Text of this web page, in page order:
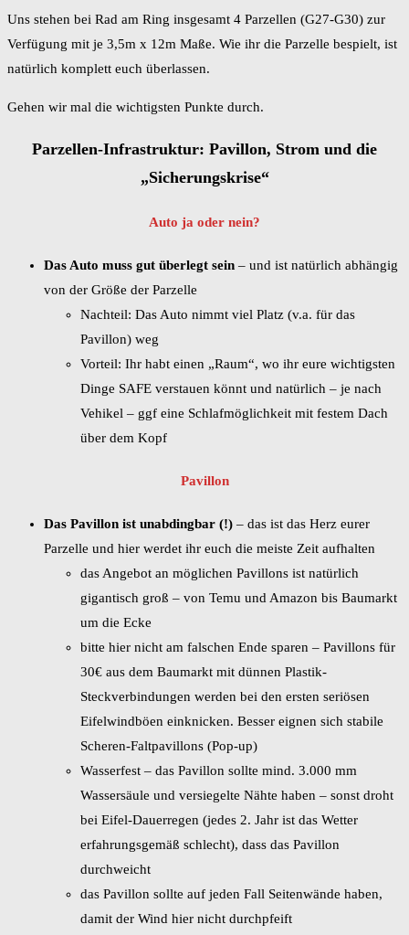
Uns stehen bei Rad am Ring insgesamt 4 Parzellen (G27-G30) zur
Verfügung mit je 3,5m x 12m Maße. Wie ihr die Parzelle bespielt, ist
natürlich komplett euch überlassen.
Gehen wir mal die wichtigsten Punkte durch.
Parzellen-Infrastruktur: Pavillon, Strom und die
„Sicherungskrise“
Auto ja oder nein?
Das Auto muss gut überlegt sein – und ist natürlich abhängig
von der Größe der Parzelle
Nachteil: Das Auto nimmt viel Platz (v.a. für das
Pavillon) weg
Vorteil: Ihr habt einen „Raum“, wo ihr eure wichtigsten
Dinge SAFE verstauen könnt und natürlich – je nach
Vehikel – ggf eine Schlafmöglichkeit mit festem Dach
über dem Kopf
Pavillon
Das Pavillon ist unabdingbar (!) – das ist das Herz eurer
Parzelle und hier werdet ihr euch die meiste Zeit aufhalten
das Angebot an möglichen Pavillons ist natürlich
gigantisch groß – von Temu und Amazon bis Baumarkt
um die Ecke
bitte hier nicht am falschen Ende sparen – Pavillons für
30€ aus dem Baumarkt mit dünnen Plastik-
Steckverbindungen werden bei den ersten seriösen
Eifelwindböen einknicken. Besser eignen sich stabile
Scheren-Faltpavillons (Pop-up)
Wasserfest – das Pavillon sollte mind. 3.000 mm
Wassersäule und versiegelte Nähte haben – sonst droht
bei Eifel-Dauerregen (jedes 2. Jahr ist das Wetter
erfahrungsgemäß schlecht), dass das Pavillon
durchweicht
das Pavillon sollte auf jeden Fall Seitenwände haben,
damit der Wind hier nicht durchpfeift